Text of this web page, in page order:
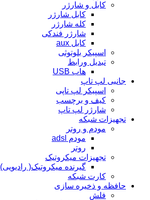
کابل و شارژر
کابل شارژر
کله شارژر
شارژر فندکی
کابل aux
اسپیکر بلوتوثی
تبدیل ورابط
هاب USB
جانبی لپ تاپ
اسپیکر لپ تاپی
کیف و برچسب
شارژر لپ تاپ
تجهیزات شبکه
مودم و روتر
مودم adsl
روتر
تجهیزات میکروتیک
گیرنده میکروتیک( رادیویی)
کارت شبکه
حافظه و ذخیره سازی
فلش